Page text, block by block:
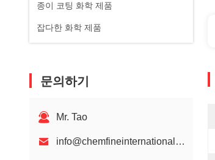
종이 코팅 화학 제품
잡다한 화학 제품
문의하기
Mr. Tao
info@chemfineinternational.com